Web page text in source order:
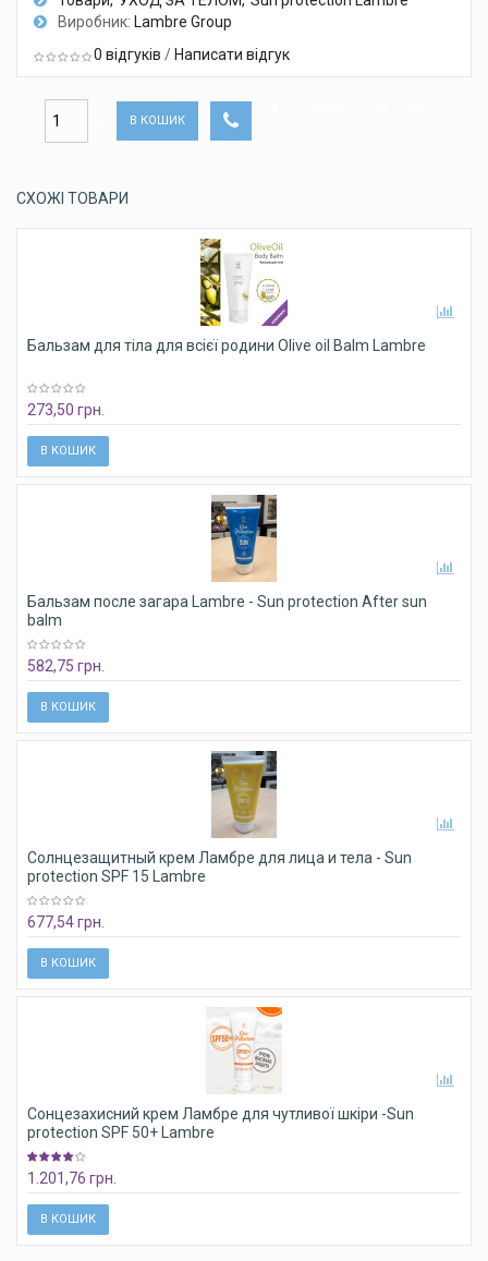
Виробник: Lambre Group
0 відгуків / Написати відгук
В КОШИК
СХОЖІ ТОВАРИ
Бальзам для тіла для всієї родини Olive oil Balm Lambre
273,50 грн.
В КОШИК
Бальзам после загара Lambre - Sun protection After sun
balm
582,75 грн.
В КОШИК
Солнцезащитный крем Ламбре для лица и тела - Sun
protection SPF 15 Lambre
677,54 грн.
В КОШИК
Сонцезахисний крем Ламбре для чутливої шкіри -Sun
protection SPF 50+ Lambre
1.201,76 грн.
В КОШИК